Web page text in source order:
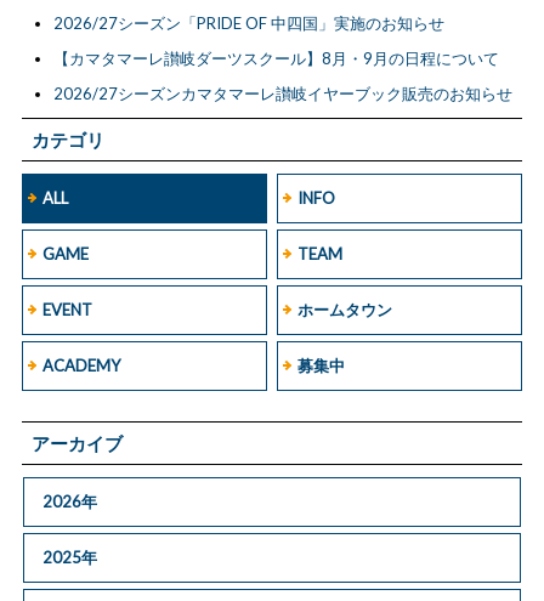
カテゴリ
ALL INFO
GAME TEAM
EVENT ホームタウン
ACADEMY 募集中
アーカイブ
2026年
2025年
2026/27シーズン「PRIDE OF 中四国」実施のお知らせ
【カマタマーレ讃岐ダーツスクール】8月・9月の日程について
2026/27シーズンカマタマーレ讃岐イヤーブック販売のお知らせ